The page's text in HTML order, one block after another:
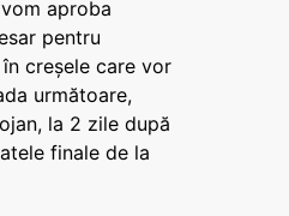
aproba
pentru
creșele care vor
următoare,
la 2 zile după
finale de la